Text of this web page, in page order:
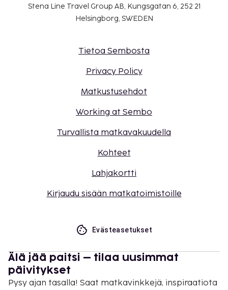
Stena Line Travel Group AB, Kungsgatan 6, 252 21
Helsingborg, SWEDEN
Tietoa Sembosta
Privacy Policy
Matkustusehdot
Working at Sembo
Turvallista matkavakuudella
Kohteet
Lahjakortti
Kirjaudu sisään matkatoimistoille
Evästeasetukset
Älä jää paitsi – tilaa uusimmat
päivitykset
Pysy ajan tasalla! Saat matkavinkkejä, inspiraatiota